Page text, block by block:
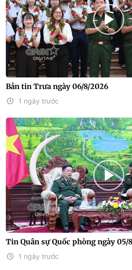
Bản tin Trưa ngày 06/8/2026
1 ngày trước
Tin Quân sự Quốc phòng ngày 05/
1 ngày trước